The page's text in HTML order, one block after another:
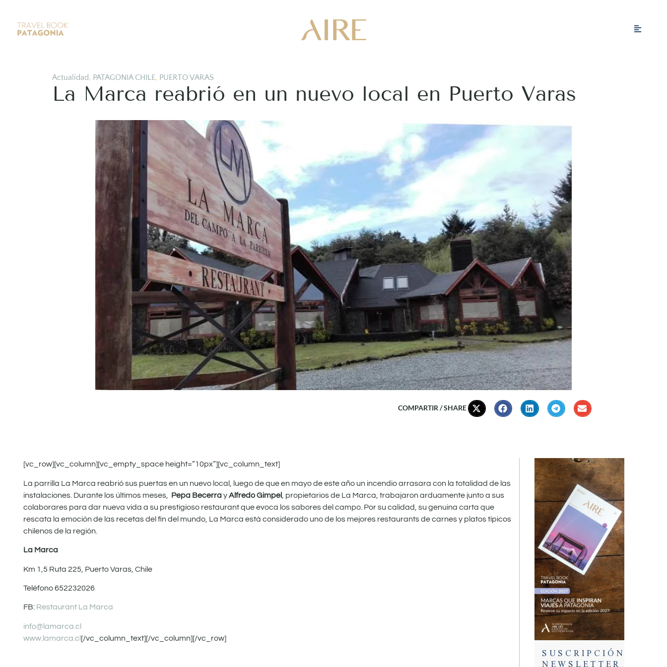
Actualidad, PATAGONIA CHILE, PUERTO VARAS
La Marca reabrió en un nuevo local en Puerto Varas
COMPARTIR / SHARE
[vc_row][vc_column][vc_empty_space height=”10px”][vc_column_text]
La parrilla La Marca reabrió sus puertas en un nuevo local, luego de que en mayo de este año un incendio arrasara con la totalidad de las
instalaciones. Durante los últimos meses, Pepa BecerrayAlfredo Gimpel
, propietarios de La Marca, trabajaron arduamente junto a sus
colaborares para dar nueva vida a su prestigioso restaurant que evoca los sabores del campo. Por su calidad, su genuina carta que
rescata la emoción de las recetas del fin del mundo, La Marca está considerado uno de los mejores restaurants de carnes y platos típicos
chilenos de la región.
La Marca
Km 1,5 Ruta 225, Puerto Varas, Chile
Teléfono 652232026
FB: Restaurant La Marca
info@lamarca.cl
www.lamarca.cl [/vc_column_text][/vc_column][/vc_row]
SUSCRIPCIÓN